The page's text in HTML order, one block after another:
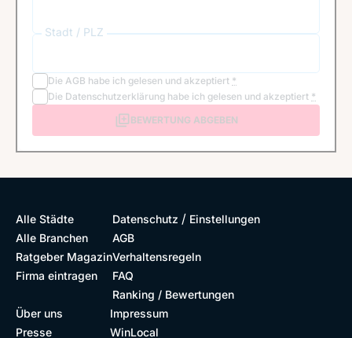
Stadt / PLZ
Die AGB habe ich gelesen und akzeptiert *
Die Datenschutzerklärung habe ich gelesen und akzeptiert *
BEWERTUNG ABGEBEN
Alle Städte
Alle Branchen
Ratgeber Magazin
Firma eintragen
Datenschutz / Einstellungen
AGB
Verhaltensregeln
FAQ
Ranking / Bewertungen
Über uns
Presse
Impressum
WinLocal